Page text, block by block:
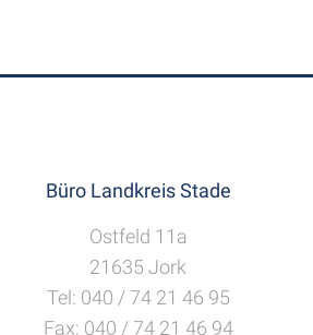
Büro Landkreis Stade
Ostfeld 11a
21635 Jork
Tel: 040 / 74 21 46 95
Fax: 040 / 74 21 46 94